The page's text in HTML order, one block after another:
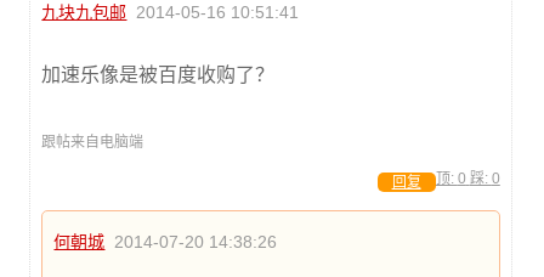
九块九包邮 2014-05-16 10:51:41
加速乐像是被百度收购了？
跟帖来自电脑端
顶: 0 踩: 0
回复
何朝城 2014-07-20 14:38:26